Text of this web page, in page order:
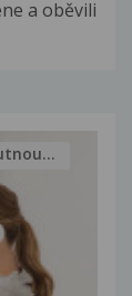
a oběvili